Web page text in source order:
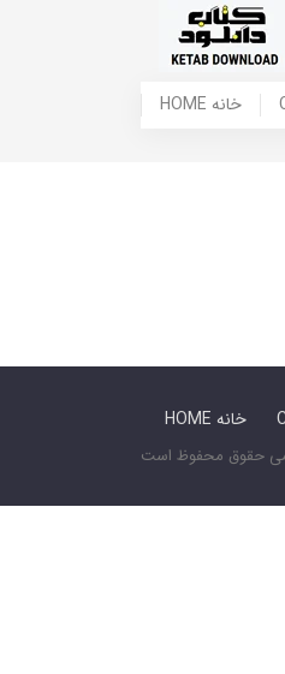
HOME خانه
HOME خانه